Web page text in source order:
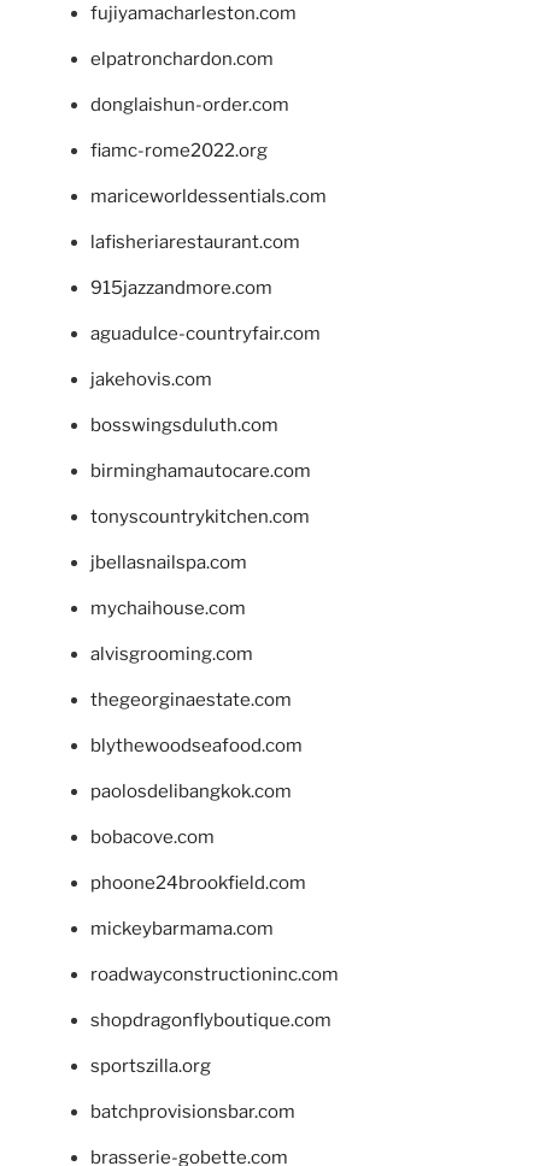
fujiyamacharleston.com
elpatronchardon.com
donglaishun-order.com
fiamc-rome2022.org
mariceworldessentials.com
lafisheriarestaurant.com
915jazzandmore.com
aguadulce-countryfair.com
jakehovis.com
bosswingsduluth.com
birminghamautocare.com
tonyscountrykitchen.com
jbellasnailspa.com
mychaihouse.com
alvisgrooming.com
thegeorginaestate.com
blythewoodseafood.com
paolosdelibangkok.com
bobacove.com
phoone24brookfield.com
mickeybarmama.com
roadwayconstructioninc.com
shopdragonflyboutique.com
sportszilla.org
batchprovisionsbar.com
brasserie-gobette.com